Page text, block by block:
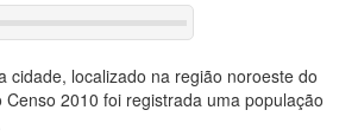
cidade, localizado na região noroeste do
2010 foi registrada uma população